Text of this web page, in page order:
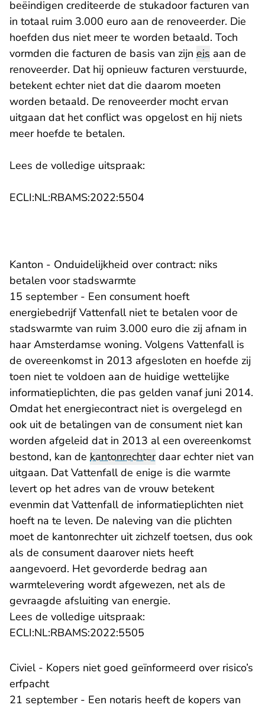
beëindigen crediteerde de stukadoor facturen van
in totaal ruim 3.000 euro aan de renoveerder. Die
hoefden dus niet meer te worden betaald. Toch
vormden die facturen de basis van zijn eis aan de
renoveerder. Dat hij opnieuw facturen verstuurde,
betekent echter niet dat die daarom moeten
worden betaald. De renoveerder mocht ervan
uitgaan dat het conflict was opgelost en hij niets
meer hoefde te betalen.
Lees de volledige uitspraak:
ECLI:NL:RBAMS:2022:5504
Kanton - Onduidelijkheid over contract: niks
betalen voor stadswarmte
15 september - Een consument hoeft
energiebedrijf Vattenfall niet te betalen voor de
stadswarmte van ruim 3.000 euro die zij afnam in
haar Amsterdamse woning. Volgens Vattenfall is
de overeenkomst in 2013 afgesloten en hoefde zij
toen niet te voldoen aan de huidige wettelijke
informatieplichten, die pas gelden vanaf juni 2014.
Omdat het energiecontract niet is overgelegd en
ook uit de betalingen van de consument niet kan
worden afgeleid dat in 2013 al een overeenkomst
bestond, kan de kantonrechterdaar echter niet van
uitgaan. Dat Vattenfall de enige is die warmte
levert op het adres van de vrouw betekent
evenmin dat Vattenfall de informatieplichten niet
hoeft na te leven. De naleving van die plichten
moet de kantonrechter uit zichzelf toetsen, dus ook
als de consument daarover niets heeft
aangevoerd. Het gevorderde bedrag aan
warmtelevering wordt afgewezen, net als de
gevraagde afsluiting van energie.
Lees de volledige uitspraak:
ECLI:NL:RBAMS:2022:5505
Civiel - Kopers niet goed geïnformeerd over risico’s
erfpacht
21 september - Een notaris heeft de kopers van